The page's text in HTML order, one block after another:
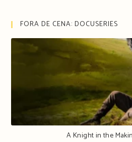
FORA DE CENA: DOCUSERIES
A Knight in the